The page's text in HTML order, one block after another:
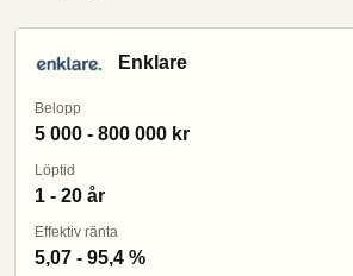
Enklare
Belopp
5 000 - 800 000 kr
Löptid
1 - 20 år
Effektiv ränta
5,07 - 95,4 %